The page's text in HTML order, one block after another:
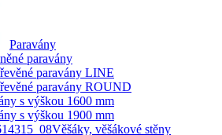
Paravány
paravány
paravány LINE
paravány ROUND
s výškou 1600 mm
s výškou 1900 mm
Věšáky, věšákové stěny